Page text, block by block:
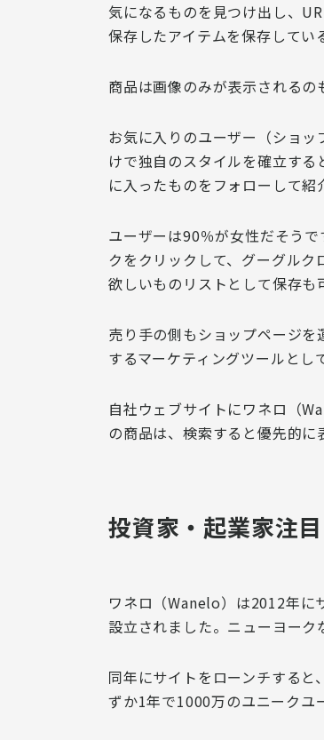
気になるものを見つけ出し、
保存したアイテムを保存してい
商品は画像のみが表示される
お気に入りのユーザー（ショ
けで独自のスタイルを確立す
に入ったものをフォローして紹
ユーザーは90％が女性だそうで
クをクリックして、グーグル
欲しいものリストとして保存も
売り手の側もショップページ
するマーケティングツールと
自社ウェブサイトにワネロ（
の商品は、検索すると優先的に
投資家・起業家注
ワネロ（Wanelo）は2012年に
設立されました。ニューヨーク
同年にサイトをローンチする
ずか1年で1000万のユニークユ